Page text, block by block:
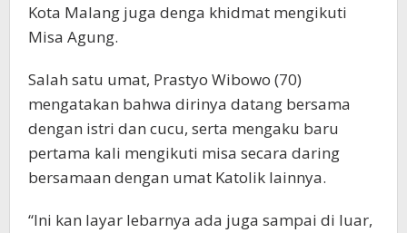
Kota Malang juga denga khidmat mengikuti
Misa Agung.
Salah satu umat, Prastyo Wibowo (70)
mengatakan bahwa dirinya datang bersama
dengan istri dan cucu, serta mengaku baru
pertama kali mengikuti misa secara daring
bersamaan dengan umat Katolik lainnya.
“Ini kan layar lebarnya ada juga sampai di luar,